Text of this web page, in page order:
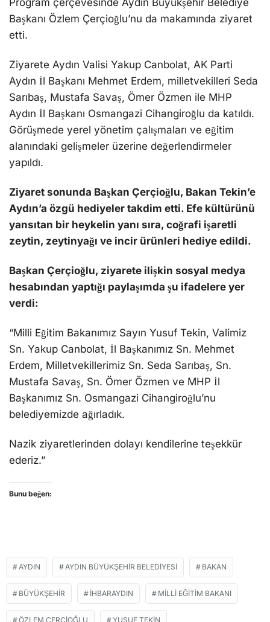
Başkanı Özlem Çerçioğlu’nu da makamında ziyaret
etti.
Ziyarete Aydın Valisi Yakup Canbolat, AK Parti
Aydın İl Başkanı Mehmet Erdem, milletvekilleri Seda
Sarıbaş, Mustafa Savaş, Ömer Özmen ile MHP
Aydın İl Başkanı Osmangazi Cihangiroğlu da katıldı.
Görüşmede yerel yönetim çalışmaları ve eğitim
alanındaki gelişmeler üzerine değerlendirmeler
yapıldı.
Ziyaret sonunda Başkan Çerçioğlu, Bakan Tekin’e
Aydın’a özgü hediyeler takdim etti. Efe kültürünü
yansıtan bir heykelin yanı sıra, coğrafi işaretli
zeytin, zeytinyağı ve incir ürünleri hediye edildi.
Başkan Çerçioğlu, ziyarete ilişkin sosyal medya
hesabından yaptığı paylaşımda şu ifadelere yer
verdi:
“Milli Eğitim Bakanımız Sayın Yusuf Tekin, Valimiz
Sn. Yakup Canbolat, İl Başkanımız Sn. Mehmet
Erdem, Milletvekillerimiz Sn. Seda Sarıbaş, Sn.
Mustafa Savaş, Sn. Ömer Özmen ve MHP İl
Başkanımız Sn. Osmangazi Cihangiroğlu’nu
belediyemizde ağırladık.
Nazik ziyaretlerinden dolayı kendilerine teşekkür
ederiz.”
Bunu beğen:
AYDIN AYDIN BÜYÜKŞEHİR BELEDİYESİ BAKAN
BÜYÜKŞEHIR IHBARAYDIN MILLI EĞITIM BAKANI
ÖZLEM ÇERÇIOĞLU YUSUF TEKIN